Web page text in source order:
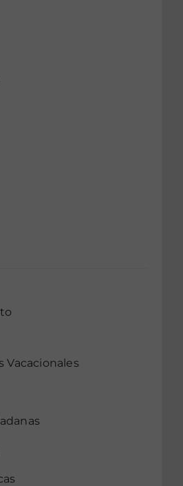
Vacacionales